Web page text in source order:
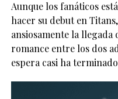
Aunque los fanáticos
hacer su debut en
ansiosamente la
romance entre los dos
espera casi ha